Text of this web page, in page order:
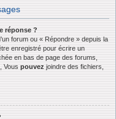
réponse ?
forum ou « Répondre » depuis la
enregistré pour écrire un
en bas de page des forums,
Vous pouvez joindre des fichiers,